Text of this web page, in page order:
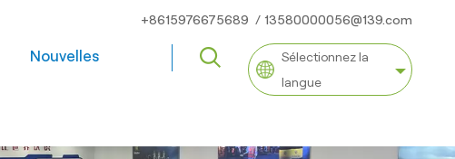
+8615976675689 / 13580000056@139.com
Nouvelles
Sélectionnez la
langue